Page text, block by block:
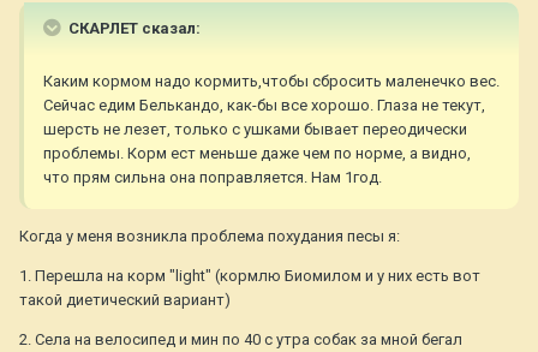
СКАРЛЕТ сказал:
Каким кормом надо кормить,чтобы сбросить маленечко вес.
Сейчас едим Белькандо, как-бы все хорошо. Глаза не текут,
шерсть не лезет, только с ушками бывает переодически
проблемы. Корм ест меньше даже чем по норме, а видно,
что прям сильна она поправляется. Нам 1год.
Когда у меня возникла проблема похудания песы я:
1. Перешла на корм "light" (кормлю Биомилом и у них есть вот
такой диетический вариант)
2. Села на велосипед и мин по 40 с утра собак за мной бегал